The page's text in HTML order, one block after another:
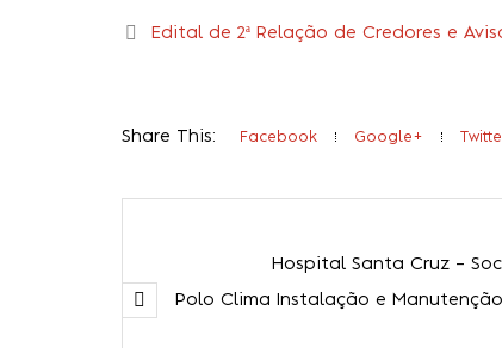
Edital de 2ª Relação de Credores e
Share This: Facebook Google+
Hospital Santa Cruz –
Polo Clima Instalação e